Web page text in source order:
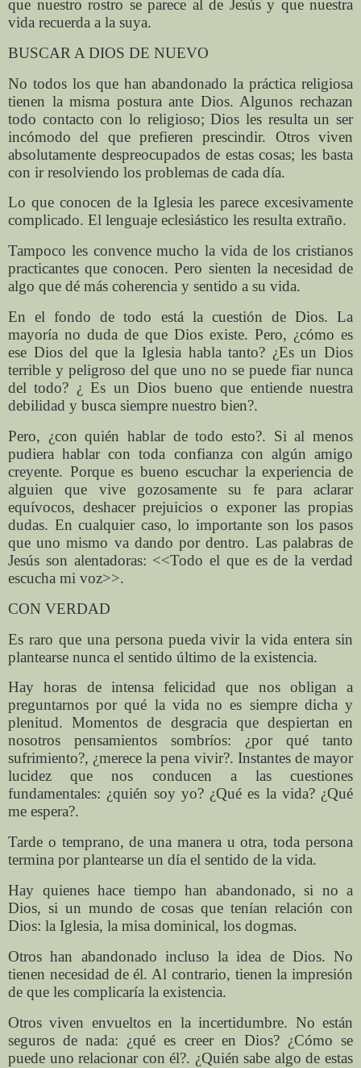
que nuestro rostro se parece al de Jesús y que nuestra
vida recuerda a la suya.
BUSCAR A DIOS DE NUEVO
No todos los que han abandonado la práctica religiosa
tienen la misma postura ante Dios. Algunos rechazan
todo contacto con lo religioso; Dios les resulta un ser
incómodo del que prefieren prescindir. Otros viven
absolutamente despreocupados de estas cosas; les basta
con ir resolviendo los problemas de cada día.
Lo que conocen de la Iglesia les parece excesivamente
complicado. El lenguaje eclesiástico les resulta extraño.
Tampoco les convence mucho la vida de los cristianos
practicantes que conocen. Pero sienten la necesidad de
algo que dé más coherencia y sentido a su vida.
En el fondo de todo está la cuestión de Dios. La
mayoría no duda de que Dios existe. Pero, ¿cómo es
ese Dios del que la Iglesia habla tanto? ¿Es un Dios
terrible y peligroso del que uno no se puede fiar nunca
del todo? ¿ Es un Dios bueno que entiende nuestra
debilidad y busca siempre nuestro bien?.
Pero, ¿con quién hablar de todo esto?. Si al menos
pudiera hablar con toda confianza con algún amigo
creyente. Porque es bueno escuchar la experiencia de
alguien que vive gozosamente su fe para aclarar
equívocos, deshacer prejuicios o exponer las propias
dudas. En cualquier caso, lo importante son los pasos
que uno mismo va dando por dentro. Las palabras de
Jesús son alentadoras: <<Todo el que es de la verdad
escucha mi voz>>.
CON VERDAD
Es raro que una persona pueda vivir la vida entera sin
plantearse nunca el sentido último de la existencia.
Hay horas de intensa felicidad que nos obligan a
preguntarnos por qué la vida no es siempre dicha y
plenitud. Momentos de desgracia que despiertan en
nosotros pensamientos sombríos: ¿por qué tanto
sufrimiento?, ¿merece la pena vivir?. Instantes de mayor
lucidez que nos conducen a las cuestiones
fundamentales: ¿quién soy yo? ¿Qué es la vida? ¿Qué
me espera?.
Tarde o temprano, de una manera u otra, toda persona
termina por plantearse un día el sentido de la vida.
Hay quienes hace tiempo han abandonado, si no a
Dios, si un mundo de cosas que tenían relación con
Dios: la Iglesia, la misa dominical, los dogmas.
Otros han abandonado incluso la idea de Dios. No
tienen necesidad de él. Al contrario, tienen la impresión
de que les complicaría la existencia.
Otros viven envueltos en la incertidumbre. No están
seguros de nada: ¿qué es creer en Dios? ¿Cómo se
puede uno relacionar con él?. ¿Quién sabe algo de estas